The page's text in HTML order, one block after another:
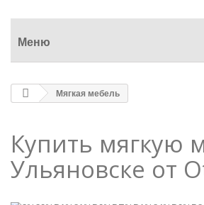
Меню
Мягкая мебель
Купить мягкую
Ульяновске от